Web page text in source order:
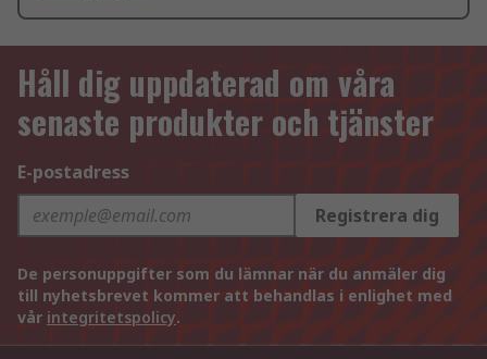
Håll dig uppdaterad om våra
senaste produkter och tjänster
E-postadress
Registrera dig
De personuppgifter som du lämnar när du anmäler dig
till nyhetsbrevet kommer att behandlas i enlighet med
vår integritetspolicy.